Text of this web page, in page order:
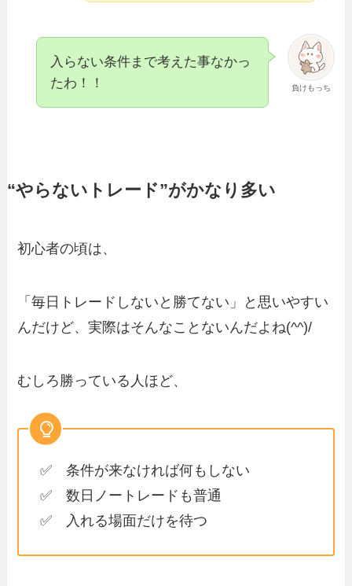
負けもっち
入らない条件まで考えた事なかっ
たわ！！
“やらないトレード”がかなり多い
初心者の頃は、
「毎日トレードしないと勝てない」と思いやすい
んだけど、実際はそんなことないんだよね(^^)/
むしろ勝っている人ほど、
✅ 条件が来なければ何もしない
✅ 数日ノートレードも普通
✅ 入れる場面だけを待つ